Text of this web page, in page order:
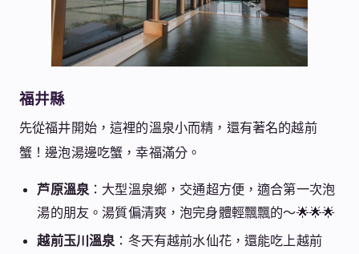
福井縣
先從福井開始，這裡的溫泉小而精，還有著名的越前
蟹！邊泡湯邊吃蟹，幸福滿分。
芦原溫泉：大型溫泉鄉，交通超方便，適合第一次泡
湯的朋友。湯質偏清爽，泡完身體輕飄飄的～🌟🌟🌟
越前玉川溫泉 ：冬天有越前水仙花，還能吃上越前